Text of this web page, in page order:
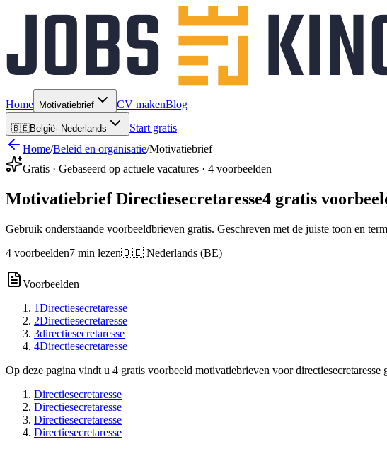
Home Motivatiebrief CV makenBlog
🇧🇪België· Nederlands
Start gratis
Home/Beleid en organisatie/Motivatiebrief
Gratis · Gebaseerd op actuele vacatures · 4 voorbeelden
Motivatiebrief Directiesecretaresse4 gratis
Gebruik onderstaande voorbeeldbrieven gratis. Geschreven met de juiste toon en
4 voorbeelden7 min lezen🇧🇪 Nederlands (BE)
Voorbeelden
1Directiesecretaresse
2Directiesecretaresse
3directiesecretaresse
4Directiesecretaresse
Op deze pagina vindt u 4 gratis voorbeeld motivatiebrieven voor directiesecretaresse
Directiesecretaresse
Directiesecretaresse
Directiesecretaresse
Directiesecretaresse